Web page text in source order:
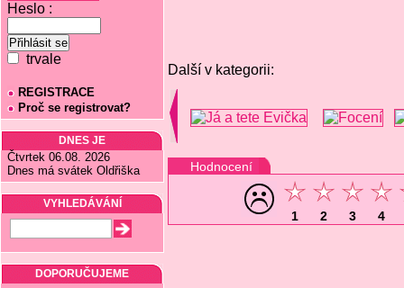
Heslo :
trvale
REGISTRACE
Proč se registrovat?
DNES JE
Čtvrtek 06.08. 2026
Dnes má svátek Oldřiška
VYHLEDÁVÁNÍ
DOPORUČUJEME
Další v kategorii:
Hodnocení
1 2 3 4